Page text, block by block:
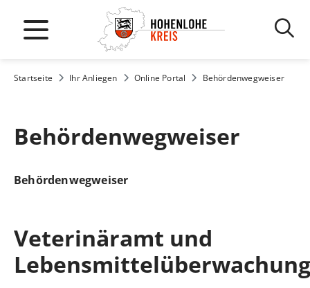
Startseite Ihr Anliegen Online Portal Behördenwegweiser
Behördenwegweiser
Behördenwegweiser
Veterinäramt und
Lebensmittelüberwachung